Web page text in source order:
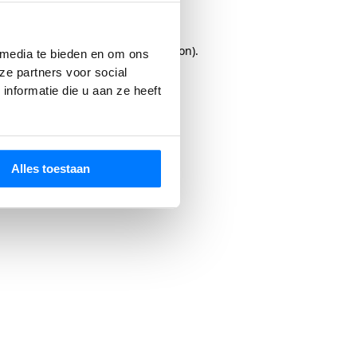
te bieden en om ons
partners voor social
die u aan ze heeft
Alles toestaan
consolefor more information).